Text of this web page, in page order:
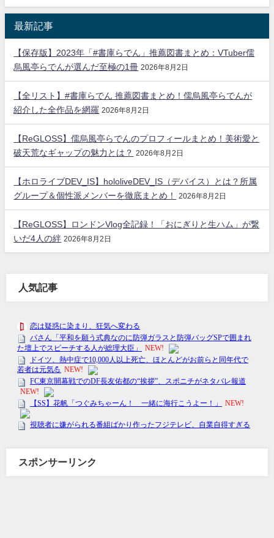
最新記事
【保存版】2023年「#書庫らでん」推薦図書まとめ：VTuber儒
烏風亭らでんが選んだ至極の1冊 2026年8月2日
【全リスト】#書庫らでん 推薦図書まとめ！儒烏風亭らでんが
紹介した全作品を網羅 2026年8月2日
【ReGLOSS】儒烏風亭らでんのプロフィールまとめ！美術愛と
破天荒なギャップの魅力とは？
2026年8月2日
【ホロライブDEV_IS】hololiveDEV_IS（デバイス）とは？所属
グループ＆個性派メンバーを徹底まとめ！
2026年8月2日
【ReGLOSS】ロンドンVlog全記録！「おにぎりと生ハム」が繋
いだ4人の絆 2026年8月2日
人気記事
スポンサーリンク